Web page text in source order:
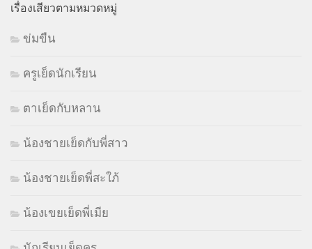
เรื่องเสียวตามหมวดหมู่
ข่มขืน
ครูเย็ดนักเรียน
ตาเย็ดกับหลาน
น้องชายเย็ดกับพี่สาว
น้องชายเย็ดพี่สะใภ้
น้องเขยเย็ดพี่เมีย